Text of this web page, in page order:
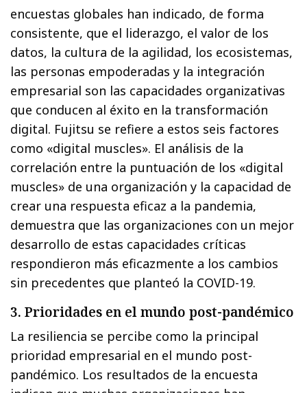
encuestas globales han indicado, de forma
consistente, que el liderazgo, el valor de los
datos, la cultura de la agilidad, los ecosistemas,
las personas empoderadas y la integración
empresarial son las capacidades organizativas
que conducen al éxito en la transformación
digital. Fujitsu se refiere a estos seis factores
como «digital muscles». El análisis de la
correlación entre la puntuación de los «digital
muscles» de una organización y la capacidad de
crear una respuesta eficaz a la pandemia,
demuestra que las organizaciones con un mejor
desarrollo de estas capacidades críticas
respondieron más eficazmente a los cambios
sin precedentes que planteó la COVID-19.
3. Prioridades en el mundo post-pandémico
La resiliencia se percibe como la principal
prioridad empresarial en el mundo post-
pandémico. Los resultados de la encuesta